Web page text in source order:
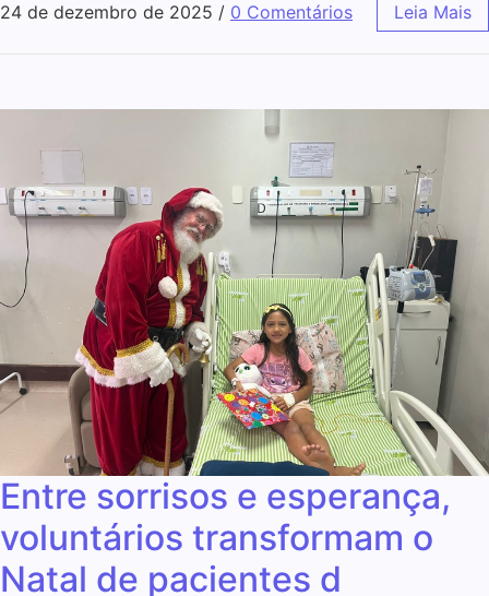
24 de dezembro de 2025 / 0 Comentários Leia Mais
Entre sorrisos e esperança,
voluntários transformam o
Natal de pacientes d